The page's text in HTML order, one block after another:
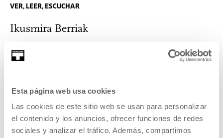
Esta página web usa cookies
Las cookies de este sitio web se usan para personalizar
el contenido y los anuncios, ofrecer funciones de redes
sociales y analizar el tráfico. Además, compartimos
VER, LEER, ESCUCHAR
Ikusmira Berriak
MÁS INFORMACIÓN
NOTICIAS